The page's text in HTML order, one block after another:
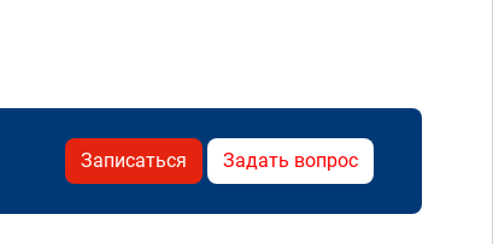
Записаться Задать вопрос